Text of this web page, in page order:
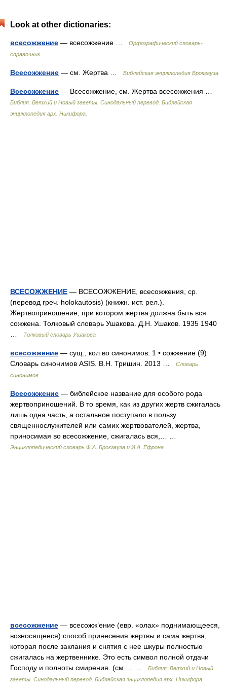
Look at other dictionaries:
всесожжение — всесожжение …
Орфографический словарь-
справочник
Всесожжение — см. Жертва … Библейская энциклопедия Брокгауза
Всесожжение — Всесожжение, см. Жертва всесожжения …
Библия. Ветхий и Новый заветы. Синодальный перевод. Библейская
энциклопедия арх. Никифора.
ВСЕСОЖЖЕНИЕ — ВСЕСОЖЖЕНИЕ, всесожжения, ср.
(перевод греч. holokautosis) (книжн. ист. рел.).
Жертвоприношение, при котором жертва должна быть вся
сожжена. Толковый словарь Ушакова. Д.Н. Ушаков. 1935 1940
Толковый словарь Ушакова
всесожжение — сущ., кол во синонимов: 1 • сожжение (9)
Словарь синонимов ASIS. В.Н. Тришин. 2013 …
Словарь
синонимов
Всесожжение — библейское название для особого рода
жертвоприношений. В то время, как из других жертв сжигалась
лишь одна часть, а остальное поступало в пользу
священнослужителей или самих жертвователей, жертва,
приносимая во всесожжение, сжигалась вся,… …
Энциклопедический словарь Ф.А. Брокгауза и И.А. Ефрона
всесожжение — всесожж’ение (евр. «олах» поднимающееся,
возносящееся) способ принесения жертвы и сама жертва,
которая после заклания и снятия с нее шкуры полностью
сжигалась на жертвеннике. Это есть символ полной отдачи
Господу и полноты смирения. (см.… …
Библия. Ветхий и Новый
заветы. Синодальный перевод. Библейская энциклопедия арх. Никифора.